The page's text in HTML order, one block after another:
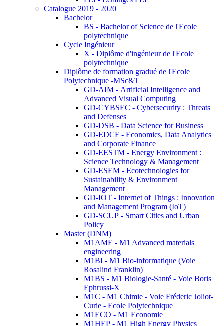
Catalogue 2019 - 2020
Bachelor
BS - Bachelor of Science de l'Ecole
polytechnique
Cycle Ingénieur
X - Diplôme d'ingénieur de l'Ecole
polytechnique
Diplôme de formation gradué de l'Ecole
Polytechnique -MSc&T
GD-AIM - Artificial Intelligence and
Advanced Visual Computing
GD-CYBSEC - Cybersecurity : Threats
and Defenses
GD-DSB - Data Science for Business
GD-EDCF - Economics, Data Analytics
and Corporate Finance
GD-EESTM - Energy Environment :
Science Technology & Management
GD-ESEM - Ecotechnologies for
Sustainability & Environment
Management
GD-IOT - Internet of Things : Innovation
and Management Program (IoT)
GD-SCUP - Smart Cities and Urban
Policy
Master (DNM)
M1AME - M1 Advanced materials
engineering
M1BI - M1 Bio-informatique (Voie
Rosalind Franklin)
M1BS - M1 Biologie-Santé - Voie Boris
Ephrussi-X
M1C - M1 Chimie - Voie Fréderic Joliot-
Curie - Ecole Polytechnique
M1ECO - M1 Economie
M1HEP - M1 High Energy Physics